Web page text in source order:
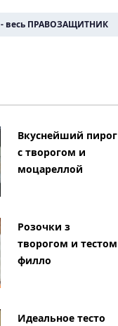
- весь ПРАВОЗАЩИТНИК
Вкуснейший пирог
с творогом и
моцареллой
Розочки з
творогом и тестом
филло
Идеальное тесто